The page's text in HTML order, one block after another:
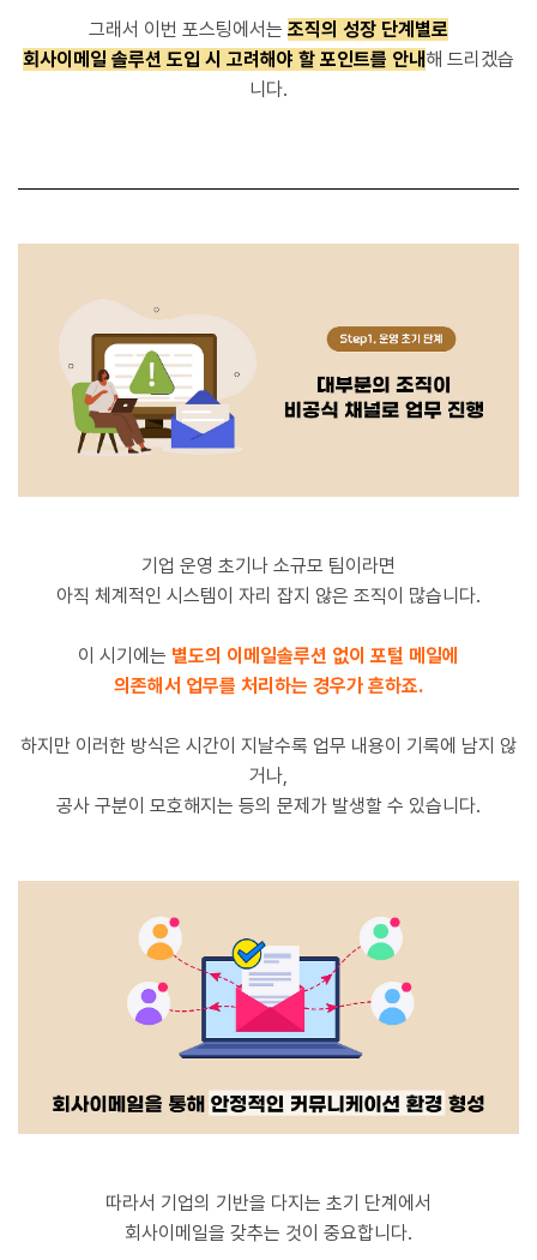
그래서 이번 포스팅에서는 조직의 성장 단계별로
회사이메일 솔루션 도입 시 고려해야 할 포인트를 안내해 드리겠습
니다.
기업 운영 초기나 소규모 팀이라면
아직 체계적인 시스템이 자리 잡지 않은 조직이 많습니다.
이 시기에는 별도의 이메일솔루션 없이 포털 메일에
의존해서 업무를 처리하는 경우가 흔하죠.
하지만 이러한 방식은 시간이 지날수록 업무 내용이 기록에 남지 않
거나,
공사 구분이 모호해지는 등의 문제가 발생할 수 있습니다.
따라서 기업의 기반을 다지는 초기 단계에서
회사이메일을 갖추는 것이 중요합니다.